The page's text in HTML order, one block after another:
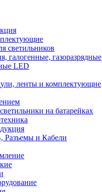
светильников
галогенные, газоразрядные
LED
ленты и комплектующие
на батарейках
Разъемы и Кабели